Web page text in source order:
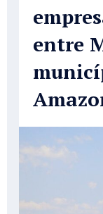
entre